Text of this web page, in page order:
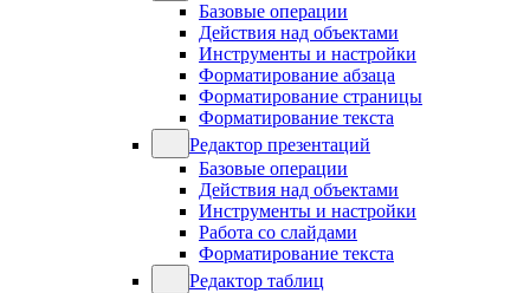
Базовые операции
Действия над объектами
Инструменты и настройки
Форматирование абзаца
Форматирование страницы
Форматирование текста
Редактор презентаций
Базовые операции
Действия над объектами
Инструменты и настройки
Работа со слайдами
Форматирование текста
Редактор таблиц